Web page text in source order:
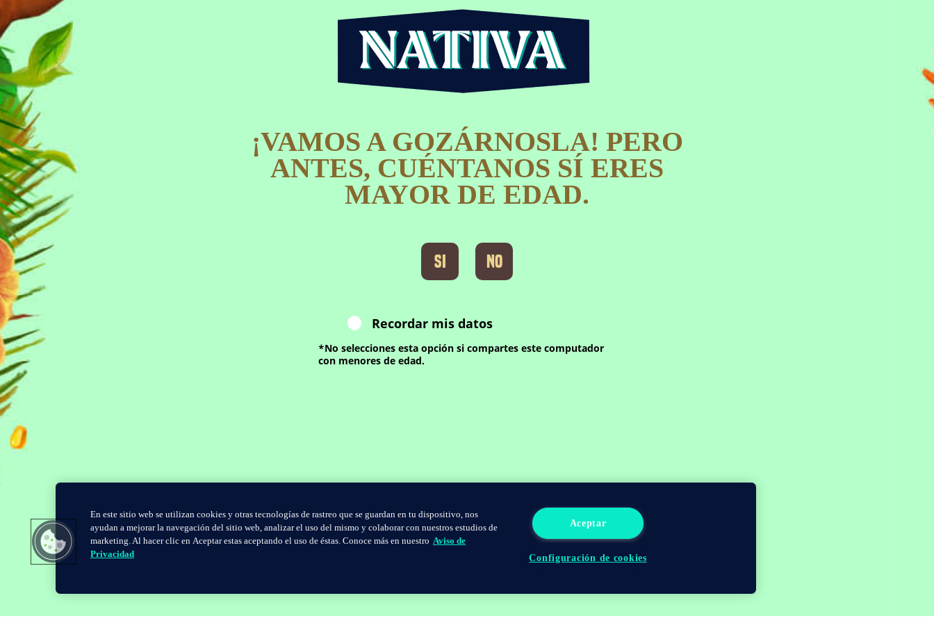
¡VAMOS A GOZÁRNOSLA! PERO
ANTES, CUÉNTANOS SÍ ERES
MAYOR DE EDAD.​
Si No
Recordar mis datos
*No selecciones esta opción si compartes este computador
con menores de edad.
En este sitio web se utilizan cookies y otras tecnologías de rastreo que se guardan en tu dispositivo, nos
ayudan a mejorar la navegación del sitio web, analizar el uso del mismo y colaborar con nuestros estudios de
marketing. Al hacer clic en Aceptar estas aceptando el uso de éstas. Conoce más en nuestro Aviso de
Privacidad
Aceptar
Configuración de cookies